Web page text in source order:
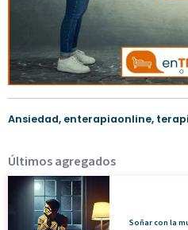
Ansiedad, enterapiaonline,
Últimos agregados
Soñar con la